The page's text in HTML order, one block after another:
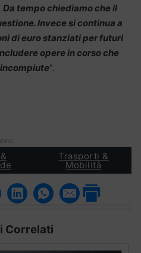
Da tempo chiediamo che il
Invece si continua a
di euro stanziati per futuri
opere in corso che
”.
Trasporti &
Mobilità
Correlati